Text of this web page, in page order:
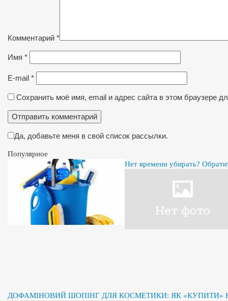
Комментарий *
Имя *
E-mail *
Сохранить моё имя, email и адрес сайта в этом браузере
Да, добавьте меня в свой список рассылки.
Популярное
Нет времени убирать?
ДОФАМІНОВИЙ ШОПІНГ ДЛЯ КОСМЕТИКИ: ЯК «КУПИТИ»